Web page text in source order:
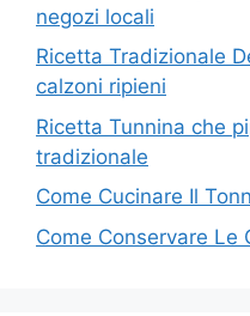
negozi locali
Ricetta Tradizionale
calzoni ripieni
Ricetta Tunnina che
tradizionale
Come Cucinare Il
Come Conservare Le